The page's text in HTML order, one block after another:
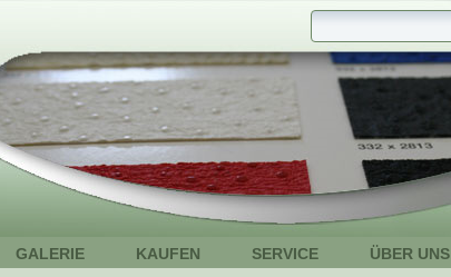
GALERIE KAUFEN SERVICE ÜBER UNS